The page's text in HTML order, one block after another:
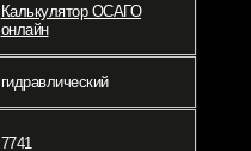
Калькулятор ОСАГО
онлайн
гидравлический
7741